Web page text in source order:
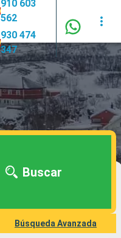
910 603
562
930 474
347
Buscar
Búsqueda Avanzada